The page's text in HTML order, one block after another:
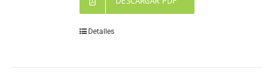
Detalles